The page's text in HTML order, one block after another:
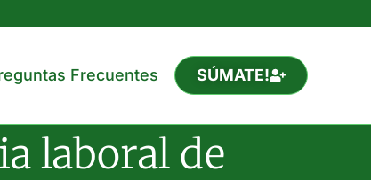
Frecuentes SÚMATE!
laboral de